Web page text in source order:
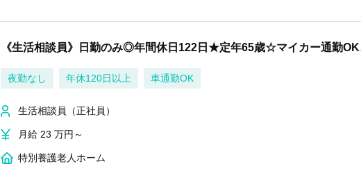
《生活相談員》日勤のみ◎年間休日122日★定年65歳☆マイカー通勤
夜勤なし
年休120日以上 車通勤OK
生活相談員（正社員）
月給 23 万円～
特別養護老人ホーム